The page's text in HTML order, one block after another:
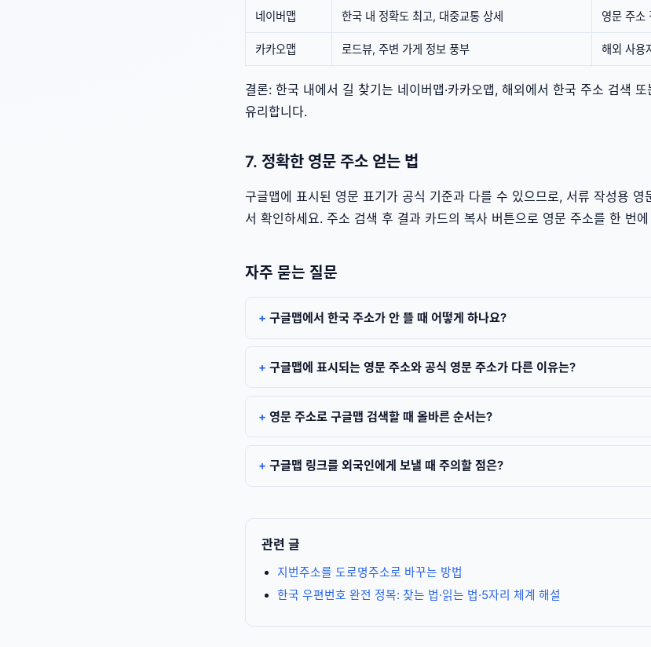
네이버맵 한국 내 정확도 최고, 대중교통 상세 영문 주소
카카오맵 로드뷰, 주변 가게 정보 풍부 해외 사용
결론: 한국 내에서 길 찾기는 네이버맵·카카오맵, 해외에서 한국 주소 검색 또
유리합니다.
7. 정확한 영문 주소 얻는 법
구글맵에 표시된 영문 표기가 공식 기준과 다를 수 있으므로, 서류 작성용 영
서 확인하세요. 주소 검색 후 결과 카드의 복사 버튼으로 영문 주소를 한 번
자주 묻는 질문
구글맵에서 한국 주소가 안 뜰 때 어떻게 하나요?
구글맵에 표시되는 영문 주소와 공식 영문 주소가 다른 이유는?
영문 주소로 구글맵 검색할 때 올바른 순서는?
구글맵 링크를 외국인에게 보낼 때 주의할 점은?
관련 글
지번주소를 도로명주소로 바꾸는 방법
한국 우편번호 완전 정복: 찾는 법·읽는 법·5자리 체계 해설